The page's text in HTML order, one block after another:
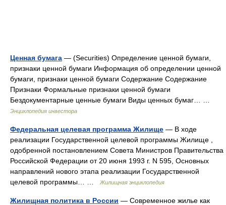
Ценная бумага — (Securities) Определение ценной бумаги,
признаки ценной бумаги Информация об определении ценной
бумаги, признаки ценной бумаги Содержание Содержание
Признаки Формальные признаки ценной бумаги
Бездокументарные ценные бумаги Виды ценных бумаг… …
Энциклопедия инвестора
Федеральная целевая программа Жилище — В ходе
реализации Государственной целевой программы Жилище ,
одобренной постановлением Совета Министров Правительства
Российской Федерации от 20 июня 1993 г. N 595, Основных
направлений нового этапа реализации Государственной
целевой программы… …
Жилищная энциклопедия
Жилищная политика в России — Современное жилье как